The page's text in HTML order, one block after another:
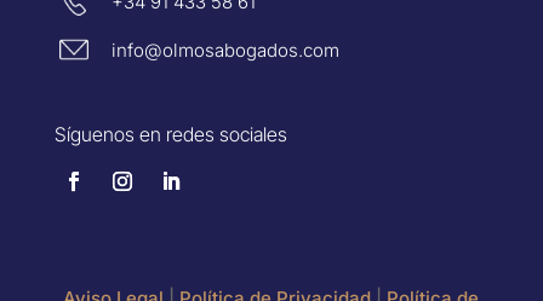
info@olmosabogados.com
Síguenos en redes sociales